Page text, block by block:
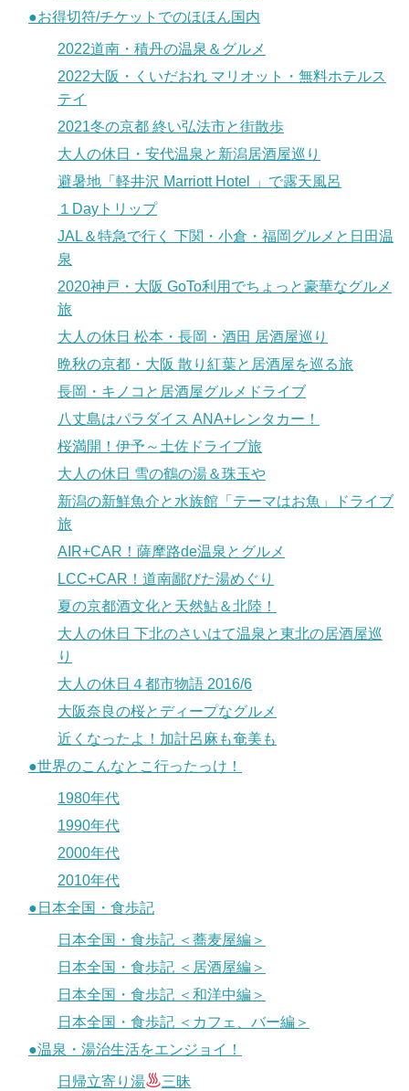
●お得切符/チケットでのほほん国内
2022道南・積丹の温泉＆グルメ
2022大阪・くいだおれ マリオット・無料ホテルス
テイ
2021冬の京都 終い弘法市と街散歩
大人の休日・安代温泉と新潟居酒屋巡り
避暑地「軽井沢 Marriott Hotel 」で露天風呂
１Dayトリップ
JAL＆特急で行く 下関・小倉・福岡グルメと日田温
泉
2020神戸・大阪 GoTo利用でちょっと豪華なグルメ
旅
大人の休日 松本・長岡・酒田 居酒屋巡り
晩秋の京都・大阪 散り紅葉と居酒屋を巡る旅
長岡・キノコと居酒屋グルメドライブ
八丈島はパラダイス ANA+レンタカー！
桜満開！伊予～土佐ドライブ旅
大人の休日 雪の鶴の湯＆珠玉や
新潟の新鮮魚介と水族館「テーマはお魚」ドライブ
旅
AIR+CAR！薩摩路de温泉とグルメ
LCC+CAR！道南鄙びた湯めぐり
夏の京都酒文化と天然鮎＆北陸！
大人の休日 下北のさいはて温泉と東北の居酒屋巡
り
大人の休日４都市物語 2016/6
大阪奈良の桜とディープなグルメ
近くなったよ！加計呂麻も奄美も
●世界のこんなとこ行ったっけ！
1980年代
1990年代
2000年代
2010年代
●日本全国・食歩記
日本全国・食歩記 ＜蕎麦屋編＞
日本全国・食歩記 ＜居酒屋編＞
日本全国・食歩記 ＜和洋中編＞
日本全国・食歩記 ＜カフェ、バー編＞
●温泉・湯治生活をエンジョイ！
日帰立寄り湯 三昧